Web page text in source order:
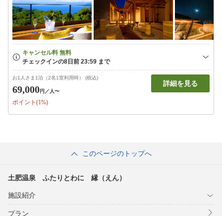
お1人さま1泊（2名1室利用時） (税込)
69,000円 ／人〜
ポイント(1%)
詳細を見る
このページのトップへ
土肥温泉 ふたりとわに 縁（えん）
施設紹介
プラン